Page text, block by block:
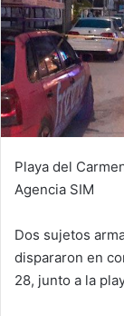
Playa del
Agencia SIM
Dos sujetos
dispararon en
28, junto a la